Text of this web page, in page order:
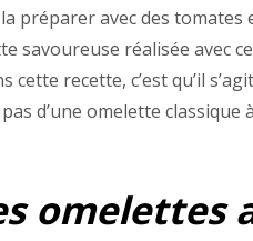
préparer avec des tomates
savoureuse réalisée avec
recette, c’est qu’il
d’une omelette classique
omelettes